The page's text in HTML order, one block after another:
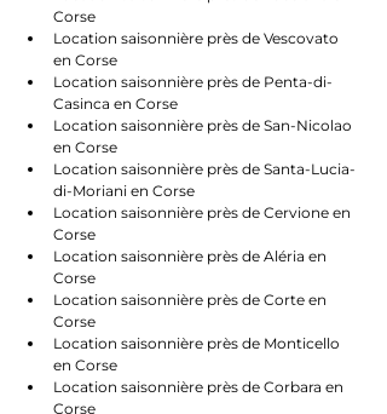
Corse
Location saisonnière près de Vescovato
en Corse
Location saisonnière près de Penta-di-
Casinca en Corse
Location saisonnière près de San-Nicolao
en Corse
Location saisonnière près de Santa-Lucia-
di-Moriani en Corse
Location saisonnière près de Cervione en
Corse
Location saisonnière près de Aléria en
Corse
Location saisonnière près de Corte en
Corse
Location saisonnière près de Monticello
en Corse
Location saisonnière près de Corbara en
Corse